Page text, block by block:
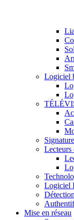
Logiciel
Lecteurs
Logiciel
Mise en réseau